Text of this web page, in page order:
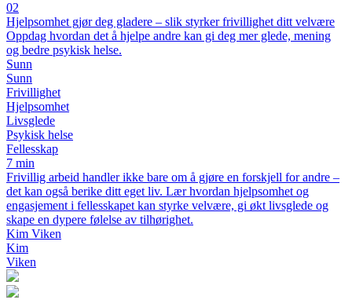
02
Hjelpsomhet gjør deg gladere – slik styrker frivillighet ditt velvære
Oppdag hvordan det å hjelpe andre kan gi deg mer glede, mening
og bedre psykisk helse.
Sunn
Sunn
Frivillighet
Hjelpsomhet
Livsglede
Psykisk helse
Fellesskap
7 min
Frivillig arbeid handler ikke bare om å gjøre en forskjell for andre –
det kan også berike ditt eget liv. Lær hvordan hjelpsomhet og
engasjement i fellesskapet kan styrke velvære, gi økt livsglede og
skape en dypere følelse av tilhørighet.
Kim Viken
Kim
Viken